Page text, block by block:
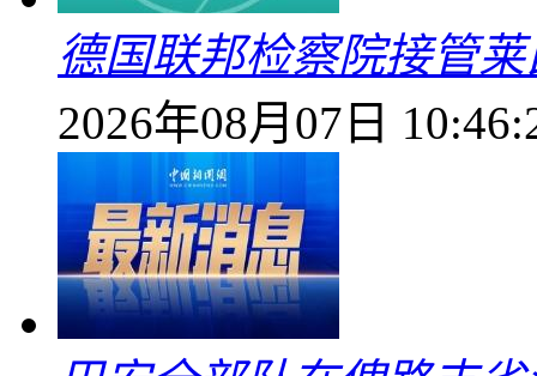
德国联邦检察院接管
2026年08月07日